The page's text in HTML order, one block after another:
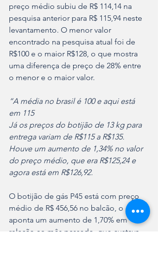
preço médio subiu de R$ 114,14 na
pesquisa anterior para R$ 115,94 neste
levantamento. O menor valor
encontrado na pesquisa atual foi de
R$100 e o maior R$128, o que mostra
uma diferença de preço de 28% entre
o menor e o maior valor.
“A média no brasil é 100 e aqui está
em 115
Já os preços do botijão de 13 kg para
entrega variam de R$115 a R$135.
Houve um aumento de 1,34% no valor
do preço médio, que era R$125,24 e
agora está em R$126,92.
O botijão de gás P45 está com preço
médio de R$ 456,56 no balcão, o que
aponta um aumento de 1,70% em
relação ao mês passado, que custava